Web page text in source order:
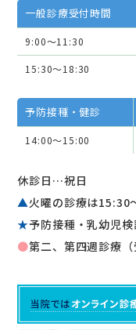
一般診療受付時間
9:00～11:30
15:30～18:30
予防接種・健診
14:00～15:00
休診日…祝日
▲火曜の診療は15:30
★予防接種・乳幼児検
●第二、第四週診療（